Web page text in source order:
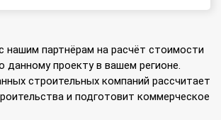
нашим партнёрам на расчёт стоимости
данному проекту в вашем регионе.
строительных компаний рассчитает
и подготовит коммерческое